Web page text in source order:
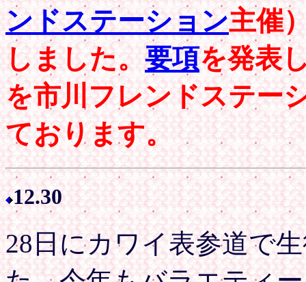
ンドステーション主催
しました。要項を発表
を市川フレンドステー
ております。
12.30
28日にカワイ表参道で